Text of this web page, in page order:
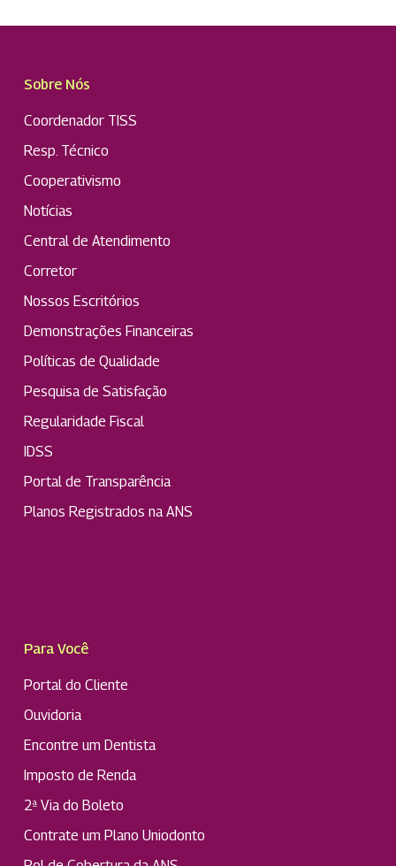
Sobre Nós
Coordenador TISS
Resp. Técnico
Cooperativismo
Notícias
Central de Atendimento
Corretor
Nossos Escritórios
Demonstrações Financeiras
Políticas de Qualidade
Pesquisa de Satisfação
Regularidade Fiscal
IDSS
Portal de Transparência
Planos Registrados na ANS
Para Você
Portal do Cliente
Ouvidoria
Encontre um Dentista
Imposto de Renda
2ª Via do Boleto
Contrate um Plano Uniodonto